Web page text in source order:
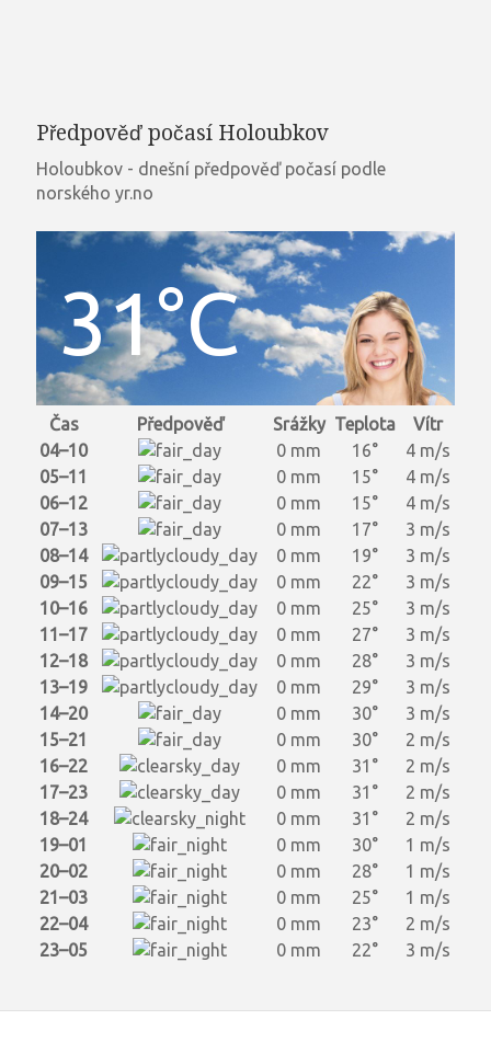
Předpověď počasí Holoubkov
Holoubkov - dnešní předpověď počasí podle
norského yr.no
31°C
Čas Předpověď Srážky Teplota
Vítr
04–10
0 mm 16°
4 m/s
05–11
0 mm 15°
4 m/s
06–12
0 mm 15°
4 m/s
07–13
0 mm 17°
3 m/s
08–14
0 mm 19°
3 m/s
09–15
0 mm 22°
3 m/s
10–16
0 mm 25°
3 m/s
11–17
0 mm 27°
3 m/s
12–18
0 mm 28°
3 m/s
13–19
0 mm 29°
3 m/s
14–20
0 mm 30°
3 m/s
15–21
0 mm 30°
2 m/s
16–22
0 mm 31°
2 m/s
17–23
0 mm 31°
2 m/s
18–24
0 mm 31°
2 m/s
19–01
0 mm 30°
1 m/s
20–02
0 mm 28°
1 m/s
21–03
0 mm 25°
1 m/s
22–04
0 mm 23°
2 m/s
23–05
0 mm 22° 3 m/s